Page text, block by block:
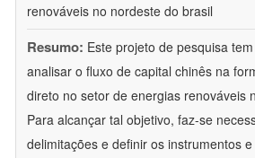
renováveis no nordeste do brasil
Resumo: Este projeto de pesquisa
analisar o fluxo de capital chinês na
direto no setor de energias renováveis
Para alcançar tal objetivo, faz-se
delimitações e definir os instrumentos